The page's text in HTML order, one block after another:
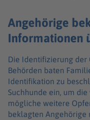
Angehörige
Informationen
Die Identifizierung der
Behörden baten
Identifikation zu
Suchhunde ein, um
mögliche weitere
beklagten Angehörige